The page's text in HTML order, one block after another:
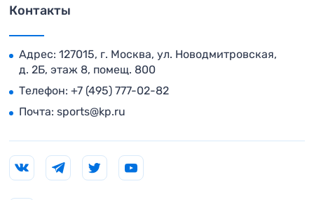
Контакты
Адрес: 127015, г. Москва, ул. Новодмитровская,
д. 2Б, этаж 8, помещ. 800
Телефон: +7 (495) 777-02-82
Почта: sports@kp.ru